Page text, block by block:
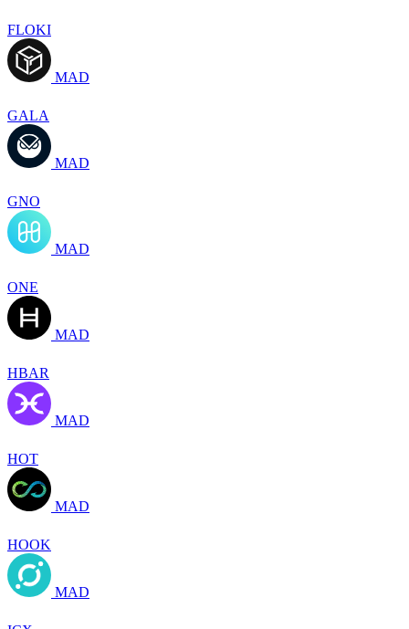
FLOKI
MAD
GALA
MAD
GNO
MAD
ONE
MAD
HBAR
MAD
HOT
MAD
HOOK
MAD